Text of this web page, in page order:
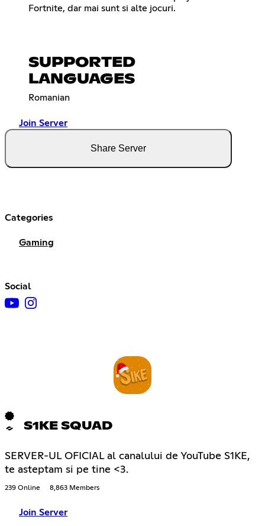
Fortnite, dar mai sunt si alte jocuri.
SUPPORTED
LANGUAGES
Romanian
Join Server
Share Server
Categories
Gaming
Social
S1KE SQUAD
SERVER-UL OFICIAL al canalului de YouTube S1KE,
te asteptam si pe tine <3.
239 Online 8,863 Members
Join Server